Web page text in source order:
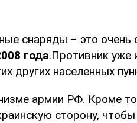
снаряды – это очень
года.Противник уже
других населенных
армии РФ. Кроме
сторону,